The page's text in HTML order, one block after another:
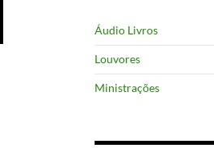
Áudio Livros
Louvores
Ministrações